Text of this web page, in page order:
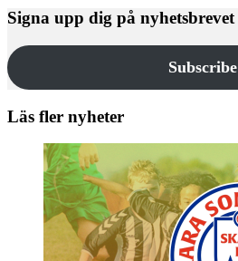
Signa upp dig på nyhetsbrevet
Subscribe
Läs fler nyheter